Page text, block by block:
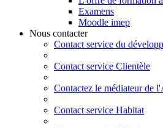
Examens
Moodle imep
Nous contacter
Contact service du
Contact service Clientèle
Contactez le médiateur de
Contact service Habitat